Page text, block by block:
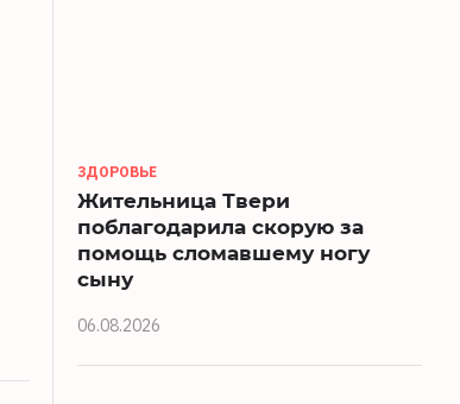
ЗДОРОВЬЕ
Жительница Твери
поблагодарила скорую за
помощь сломавшему ногу
сыну
06.08.2026